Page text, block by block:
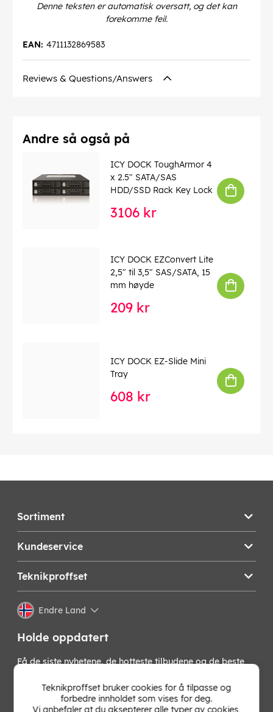
Denne teksten er automatisk oversatt, og det kan
forekomme feil.
4711132869583
EAN:
Reviews & Questions/Answers
Andre så også på
ICY DOCK ToughArmor 4
x 2.5" SATA/SAS
HDD/SSD Rack Key Lock
3106 kr
ICY DOCK EZConvert Lite
2,5" til 3,5" SAS/SATA, 15
mm høyde
209 kr
ICY DOCK EZ-Slide Mini
Tray
608 kr
Sortiment
Kundeservice
Teknikproffset
Endre Land
Holde oppdatert
Få de siste nyhetene, de hotteste tilbudene og de beste
nyhetsbrev!
Teknikproffset bruker cookies for å tilpasse og
forbedre innholdet som vises for deg.
Vi anbefaler at du aksepterer alle typer av cookies,